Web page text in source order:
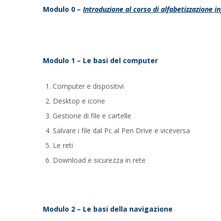
Modulo 0 – Introduzione al corso di alfabetizzazione
Modulo 1 – Le basi del computer
Computer e dispositivi
Desktop e icone
Gestione di file e cartelle
Salvare i file dal Pc al Pen Drive e viceversa
Le reti
Download e sicurezza in rete
Modulo 2 – Le basi della navigazione